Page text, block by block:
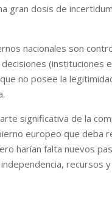
gran dosis de
nacionales son
(instituciones
no posee la
significativa de la
europeo que deba
harían falta nuevos
recursos